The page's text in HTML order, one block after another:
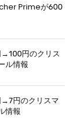
Primeが600
円のクリス
ル情報
円のクリスマ
情報